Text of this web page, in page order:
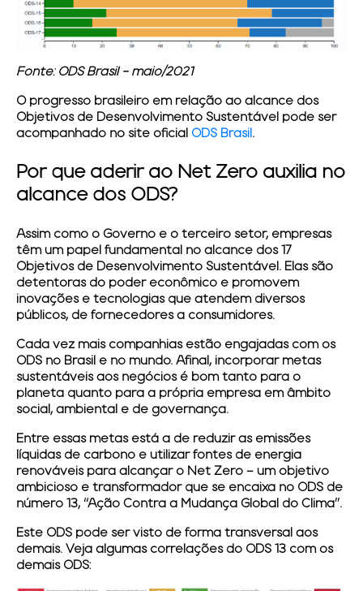
Fonte: ODS Brasil - maio/2021
O progresso brasileiro em relação ao alcance dos
Objetivos de Desenvolvimento Sustentável pode ser
acompanhado no site oficial ODS Brasil.
Por que aderir ao Net Zero auxilia no
alcance dos ODS?
Assim como o Governo e o terceiro setor, empresas
têm um papel fundamental no alcance dos 17
Objetivos de Desenvolvimento Sustentável. Elas são
detentoras do poder econômico e promovem
inovações e tecnologias que atendem diversos
públicos, de fornecedores a consumidores.
Cada vez mais companhias estão engajadas com os
ODS no Brasil e no mundo. Afinal, incorporar metas
sustentáveis aos negócios é bom tanto para o
planeta quanto para a própria empresa em âmbito
social, ambiental e de governança.
Entre essas metas está a de reduzir as emissões
líquidas de carbono e utilizar fontes de energia
renováveis para alcançar o Net Zero – um objetivo
ambicioso e transformador que se encaixa no ODS de
número 13, “Ação Contra a Mudança Global do Clima”.
Este ODS pode ser visto de forma transversal aos
demais. Veja algumas correlações do ODS 13 com os
demais ODS: